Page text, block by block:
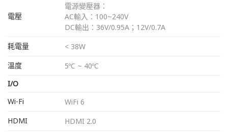
電壓
電源變壓器：
AC輸入：100~240V
DC輸出：36V/0.95A；12V/0.7A
耗電量
< 38W
溫度
5ºC ~ 40ºC
I/O
Wi-Fi
WiFi 6
HDMI
HDMI 2.0